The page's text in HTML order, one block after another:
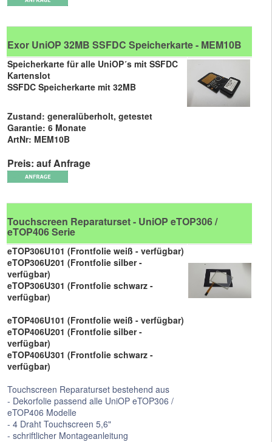
Exor UniOP 32MB SSFDC Speicherkarte - MEM10B
Speicherkarte für alle UniOP´s mit SSFDC
Kartenslot
SSFDC Speicherkarte mit 32MB
Zustand: generalüberholt, getestet
Garantie: 6 Monate
ArtNr: MEM10B
Preis: auf Anfrage
Touchscreen Reparaturset - UniOP eTOP306 /
eTOP406 Serie
eTOP306U101 (Frontfolie weiß - verfügbar)
eTOP306U201 (Frontfolie silber -
verfügbar)
eTOP306U301 (Frontfolie schwarz -
verfügbar)
eTOP406U101 (Frontfolie weiß - verfügbar)
eTOP406U201 (Frontfolie silber -
verfügbar)
eTOP406U301 (Frontfolie schwarz -
verfügbar)
Touchscreen Reparaturset bestehend aus
- Dekorfolie passend alle UniOP eTOP306 /
eTOP406 Modelle
- 4 Draht Touchscreen 5,6"
- schriftlicher Montageanleitung